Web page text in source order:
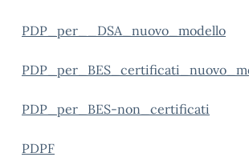
PDP_per__DSA_nuovo_modello
PDP_per_BES-non_certificati
PDPF